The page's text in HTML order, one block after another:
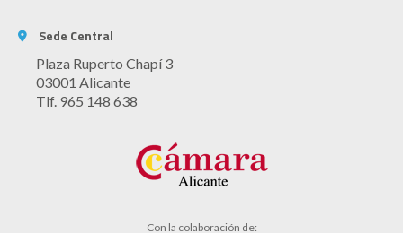
Sede Central
Plaza Ruperto Chapí 3
03001 Alicante
Tlf. 965 148 638
Con la colaboración de: